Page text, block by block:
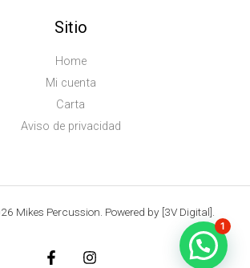
Sitio
Home
Mi cuenta
Carta
Aviso de privacidad
Mikes Percussion. Powered by [3V Digital].
1